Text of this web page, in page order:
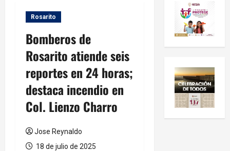
Rosarito
Bomberos de
Rosarito atiende seis
reportes en 24 horas;
destaca incendio en
Col. Lienzo Charro
Jose Reynaldo
18 de julio de 2025